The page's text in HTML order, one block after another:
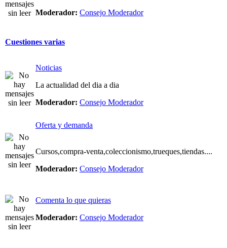
Moderador: Consejo Moderador
Cuestiones varias
Noticias
La actualidad del dia a dia
Moderador: Consejo Moderador
Oferta y demanda
Cursos,compra-venta,coleccionismo,trueques,tiendas....
Moderador: Consejo Moderador
Comenta lo que quieras
Moderador: Consejo Moderador